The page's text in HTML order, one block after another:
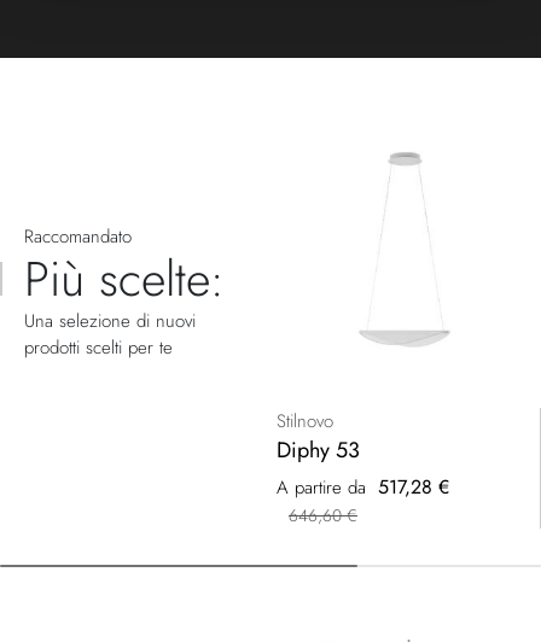
Raccomandato
Più scelte:
Una selezione di nuovi
prodotti scelti per te
Stilnovo
Diphy 53
A partire da 517,28 €
646,60 €